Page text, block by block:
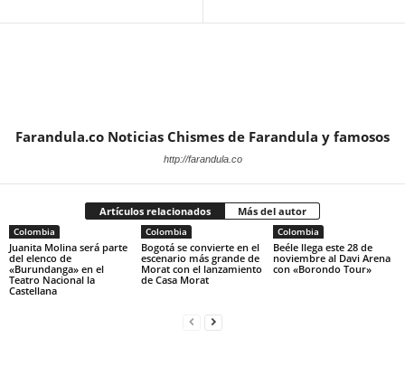
Farandula.co Noticias Chismes de Farandula y famosos
http://farandula.co
Artículos relacionados Más del autor
Colombia
Juanita Molina será parte
del elenco de
«Burundanga» en el
Teatro Nacional la
Castellana
Colombia
Bogotá se convierte en el
escenario más grande de
Morat con el lanzamiento
de Casa Morat
Colombia
Beéle llega este 28 de
noviembre al Davi Arena
con «Borondo Tour»